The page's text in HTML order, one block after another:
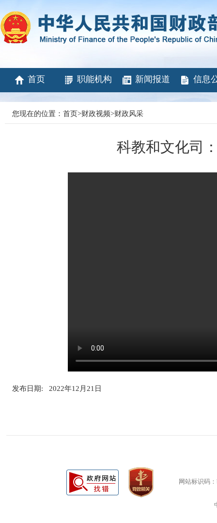
首页 职能机构 新闻报道 信息
您现在的位置： 首页>财政视频>财政风采
科教和文化司
发布日期: 2022年12月21日
网站标识码